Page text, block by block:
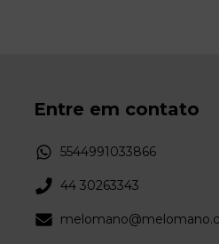
Entre em contato
5544991033866
44 30263343